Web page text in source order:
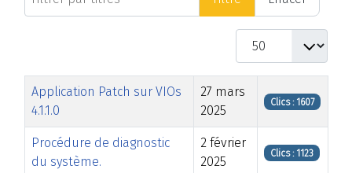
Afficher #
Titre Date de modification Clics
Application Patch sur VIOs
4.1.1.0
27 mars
2025
Clics : 1607
Procédure de diagnostic
du système.
2 février
2025
Clics : 1123